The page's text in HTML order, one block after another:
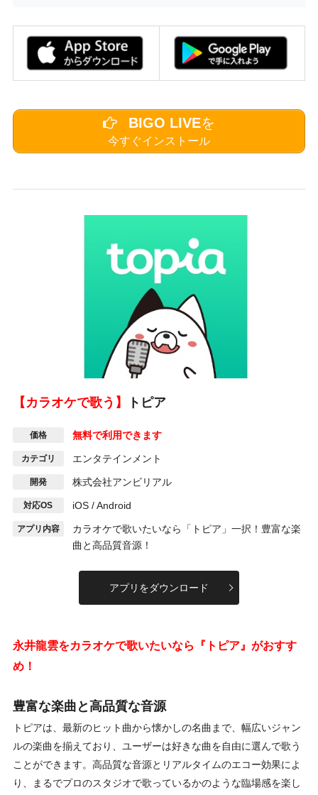
BIGO LIVEを
今すぐインストール
【カラオケで歌う】 トピア
価格 無料で利用できます
カテゴリ エンタテインメント
開発 株式会社アンビリアル
対応OS iOS / Android
アプリ内容
カラオケで歌いたいなら「トピア」一択！豊富な楽
曲と高品質音源！
アプリをダウンロード
永井龍雲をカラオケで歌いたいなら『トピア』がおすす
め！
豊富な楽曲と高品質な音源
トピアは、最新のヒット曲から懐かしの名曲まで、幅広いジャン
ルの楽曲を揃えており、ユーザーは好きな曲を自由に選んで歌う
ことができます。高品質な音源とリアルタイムのエコー効果によ
り、まるでプロのスタジオで歌っているかのような臨場感を楽し